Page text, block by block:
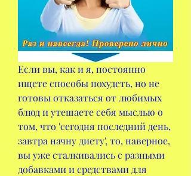
Если вы, как и я, постоянно
ищете способы похудеть, но не
готовы отказаться от любимых
блюд и утешаете себя мыслью о
том, что 'сегодня последний день,
завтра начну диету', то, наверное,
вы уже сталкивались с разными
добавками и средствами для